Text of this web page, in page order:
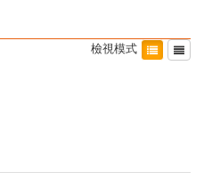
檢視模式